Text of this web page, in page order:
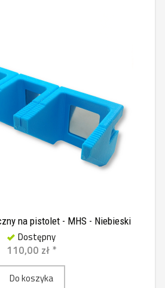
na pistolet - MHS - Niebieski
Dostępny
110,00 zł *
Do koszyka